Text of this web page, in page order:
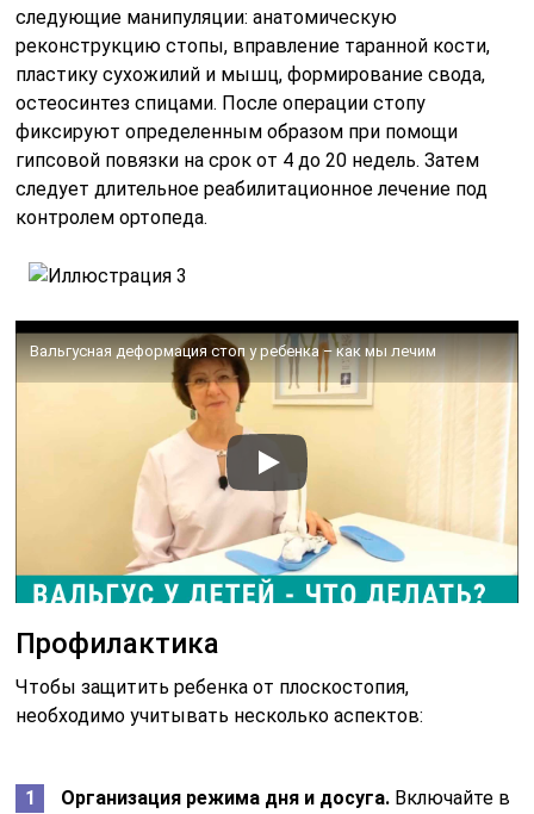
следующие манипуляции: анатомическую
реконструкцию стопы, вправление таранной кости,
пластику сухожилий и мышц, формирование свода,
остеосинтез спицами. После операции стопу
фиксируют определенным образом при помощи
гипсовой повязки на срок от 4 до 20 недель. Затем
следует длительное реабилитационное лечение под
контролем ортопеда.
Вальгусная деформация стоп у ребенка – как мы лечим
Профилактика
Чтобы защитить ребенка от плоскостопия,
необходимо учитывать несколько аспектов:
Организация режима дня и досуга. Включайте в